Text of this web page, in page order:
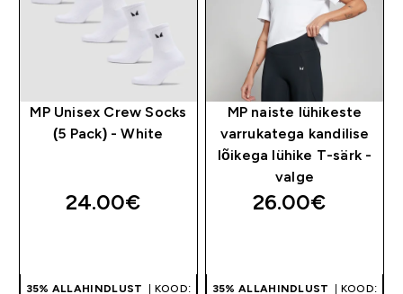
MP Unisex Crew Socks
(5 Pack) - White
24.00€‎
35% ALLAHINDLUST
| KOOD:
MP naiste lühikeste
varrukatega kandilise
lõikega lühike T-särk -
valge
26.00€‎
35% ALLAHINDLUST
| KOOD: